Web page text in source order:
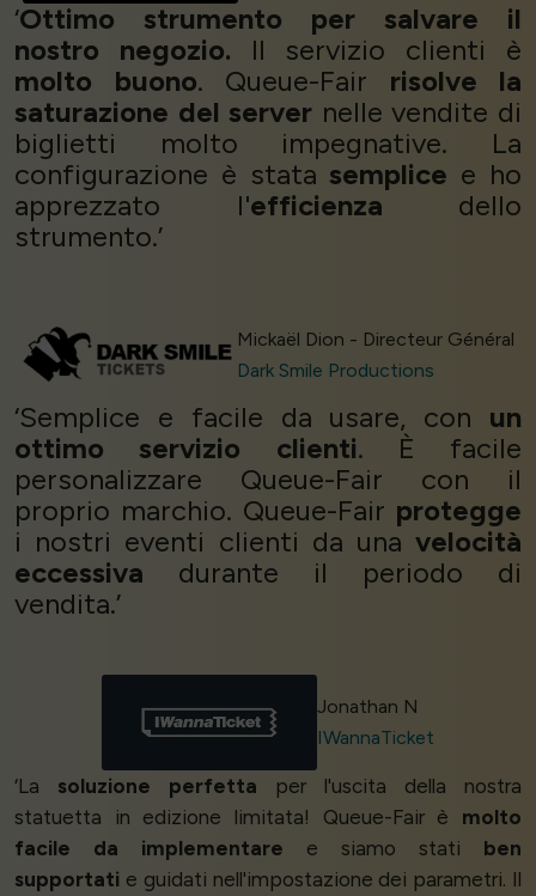
‘Ottimo strumento per salvare il
nostro negozio. Il servizio clienti è
molto buono. Queue-Fair risolve la
saturazione del server nelle vendite di
biglietti molto impegnative. La
configurazione è statasemplice e ho
apprezzato l'efficienza dello
strumento.’
Mickaël Dion - Directeur Général
Dark Smile Productions
‘Semplice e facile da usare, con un
ottimo servizio clienti. È facile
personalizzare Queue-Fair con il
proprio marchio. Queue-Fair protegge
i nostri eventi clienti da una velocità
eccessiva durante il periodo di
vendita.’
Jonathan N
IWannaTicket
‘La soluzione perfetta per l'uscita della nostra
statuetta in edizione limitata! Queue-Fair è molto
facile da implementare e siamo stati ben
supportati e guidati nell'impostazione dei parametri. Il